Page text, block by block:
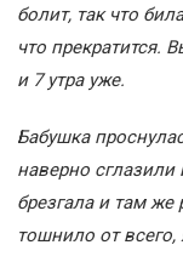
болит, так что
что прекратится.
и 7 утра уже.
Бабушка
наверно сглазили
брезгала и там же
тошнило от